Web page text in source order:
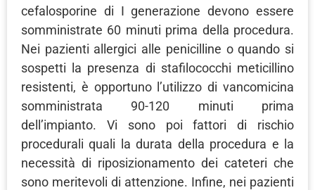
cefalosporine di I generazione devono essere
somministrate 60 minuti prima della procedura.
Nei pazienti allergici alle penicilline o quando si
sospetti la presenza di stafilococchi meticillino
resistenti, è opportuno l’utilizzo di vancomicina
somministrata 90-120 minuti prima
dell’impianto. Vi sono poi fattori di rischio
procedurali quali la durata della procedura e la
necessità di riposizionamento dei cateteri che
sono meritevoli di attenzione. Infine, nei pazienti